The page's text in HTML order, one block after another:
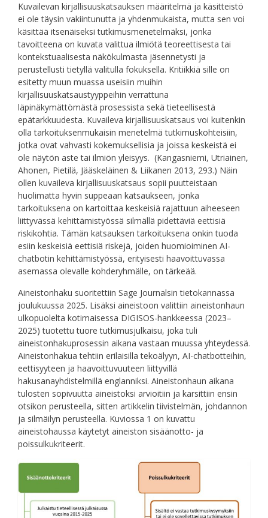
Kuvailevan kirjallisuuskatsauksen määritelmä ja käsitteistö
ei ole täysin vakiintunutta ja yhdenmukaista, mutta sen voi
käsittää itsenäiseksi tutkimusmenetelmäksi, jonka
tavoitteena on kuvata valittua ilmiötä teoreettisesta tai
kontekstuaalisesta näkökulmasta jäsennetysti ja
perustellusti tietyllä valitulla fokuksella. Kritiikkiä sille on
esitetty muun muassa useisiin muihin
kirjallisuuskatsaustyyppeihin verrattuna
läpinäkymättömästä prosessista sekä tieteellisestä
epätarkkuudesta. Kuvaileva kirjallisuuskatsaus voi kuitenkin
olla tarkoituksenmukaisin menetelmä tutkimuskohteisiin,
jotka ovat vahvasti kokemuksellisia ja joissa keskeistä ei
ole näytön aste tai ilmiön yleisyys. (Kangasniemi, Utriainen,
Ahonen, Pietilä, Jääskeläinen & Liikanen 2013, 293.) Näin
ollen kuvaileva kirjallisuuskatsaus sopii puutteistaan
huolimatta hyvin suppeaan katsaukseen, jonka
tarkoituksena on kartoittaa keskeisiä rajattuun aiheeseen
liittyvässä kehittämistyössä silmällä pidettäviä eettisiä
riskikohtia. Tämän katsauksen tarkoituksena onkin tuoda
esiin keskeisiä eettisiä riskejä, joiden huomioiminen AI-
chatbotin kehittämistyössä, erityisesti haavoittuvassa
asemassa olevalle kohderyhmälle, on tärkeää.
Aineistonhaku suoritettiin Sage Journalsin tietokannassa
joulukuussa 2025. Lisäksi aineistoon valittiin aineistonhaun
ulkopuolelta kotimaisessa DIGISOS-hankkeessa (2023–
2025) tuotettu tuore tutkimusjulkaisu, joka tuli
aineistonhakuprosessin aikana vastaan muussa yhteydessä.
Aineistonhakua tehtiin erilaisilla tekoälyyn, AI-chatbotteihin,
eettisyyteen ja haavoittuvuuteen liittyvillä
hakusanayhdistelmillä englanniksi. Aineistonhaun aikana
tulosten sopivuutta aineistoksi arvioitiin ja karsittiin ensin
otsikon perusteella, sitten artikkelin tiivistelmän, johdannon
ja silmäilyn perusteella. Kuviossa 1 on kuvattu
aineistohaussa käytetyt aineiston sisäänotto- ja
poissulkukriteerit.